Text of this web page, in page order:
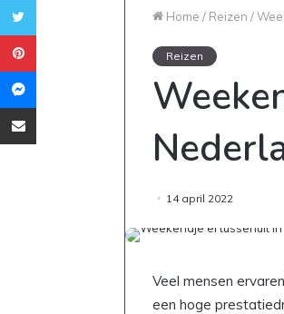
Home / Reizen /
Reizen
14 april 2022
Veel mensen
een hoge
Pinterest
Messenger
Deel via Email